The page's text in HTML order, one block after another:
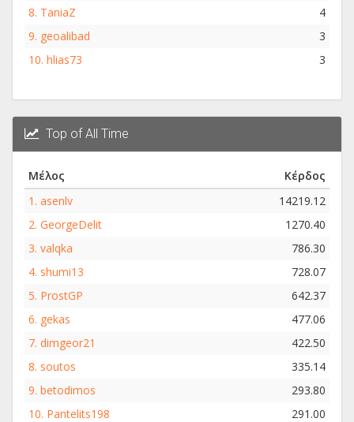
8. TaniaZ
4
9. geoalibad
3
10. hlias73 3
Top of All Time
Μέλος
Κέρδος
1. asenlv
14219.12
2. GeorgeDelit
1270.40
3. valqka
786.30
4. shumi13
728.07
5. ProstGP
642.37
6. gekas
477.06
7. dimgeor21
422.50
8. soutos
335.14
9. betodimos
293.80
10. Pantelits198 291.00